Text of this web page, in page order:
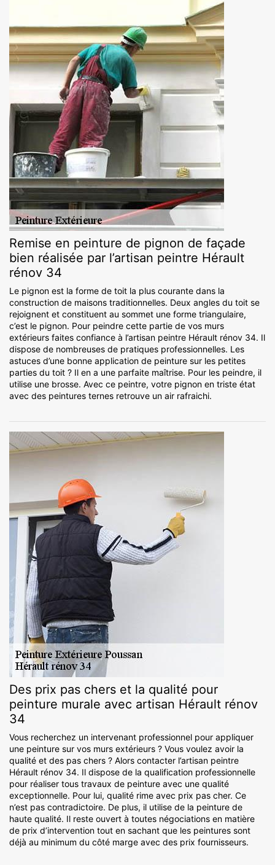
Remise en peinture de pignon de façade
bien réalisée par l’artisan peintre Hérault
rénov 34
Le pignon est la forme de toit la plus courante dans la
construction de maisons traditionnelles. Deux angles du toit se
rejoignent et constituent au sommet une forme triangulaire,
c’est le pignon. Pour peindre cette partie de vos murs
extérieurs faites confiance à l’artisan peintre Hérault rénov 34. Il
dispose de nombreuses de pratiques professionnelles. Les
astuces d’une bonne application de peinture sur les petites
parties du toit ? Il en a une parfaite maîtrise. Pour les peindre, il
utilise une brosse. Avec ce peintre, votre pignon en triste état
avec des peintures ternes retrouve un air rafraichi.
Des prix pas chers et la qualité pour
peinture murale avec artisan Hérault rénov
34
Vous recherchez un intervenant professionnel pour appliquer
une peinture sur vos murs extérieurs ? Vous voulez avoir la
qualité et des pas chers ? Alors contacter l’artisan peintre
Hérault rénov 34. Il dispose de la qualification professionnelle
pour réaliser tous travaux de peinture avec une qualité
exceptionnelle. Pour lui, qualité rime avec prix pas cher. Ce
n’est pas contradictoire. De plus, il utilise de la peinture de
haute qualité. Il reste ouvert à toutes négociations en matière
de prix d’intervention tout en sachant que les peintures sont
déjà au minimum du côté marge avec des prix fournisseurs.